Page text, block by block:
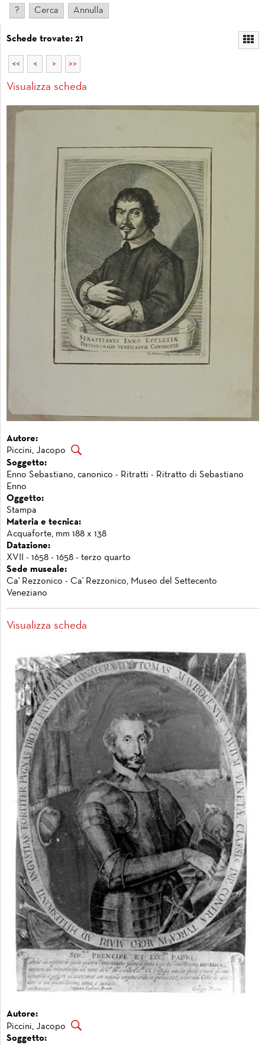
Schede trovate: 21
<< < > >>
Visualizza scheda
Autore:
Piccini, Jacopo
Soggetto:
Enno Sebastiano, canonico - Ritratti - Ritratto di Sebastiano
Enno
Oggetto:
Stampa
Materia e tecnica:
Acquaforte, mm 188 x 138
Datazione:
XVII - 1658 - 1658 - terzo quarto
Sede museale:
Ca' Rezzonico - Ca' Rezzonico, Museo del Settecento
Veneziano
Visualizza scheda
Autore:
Piccini, Jacopo
Soggetto: